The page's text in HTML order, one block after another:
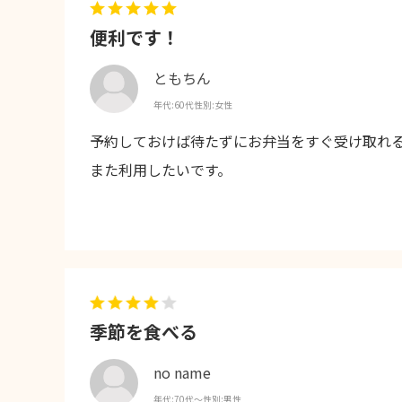
便利です！
ともちん
年代:60代性別:女性
予約しておけば待たずにお弁当をすぐ受け取れ
また利用したいです。
季節を食べる
no name
年代:70代～性別:男性